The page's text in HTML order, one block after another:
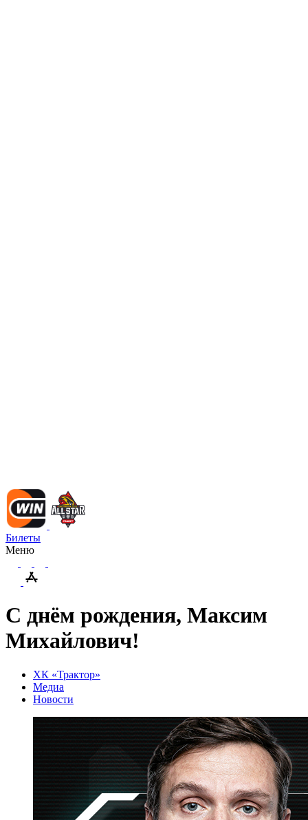
Билеты
Меню
С днём рождения, Максим
Михайлович!
ХК «Трактор»
Медиа
Новости